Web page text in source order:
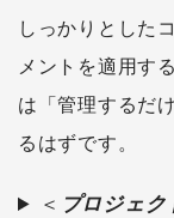
しっかりとした
メントを適用す
は「管理するだ
るはずです。
＜ プロジェ